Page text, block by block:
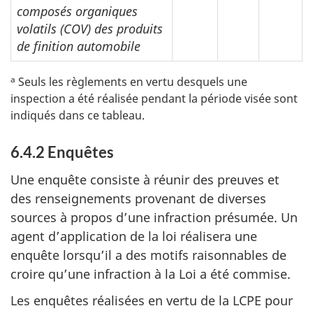
composés organiques
volatils (COV) des produits
de finition automobile
a Seuls les règlements en vertu desquels une
inspection a été réalisée pendant la période visée sont
indiqués dans ce tableau.
6.4.2 Enquêtes
Une enquête consiste à réunir des preuves et
des renseignements provenant de diverses
sources à propos d’une infraction présumée. Un
agent d’application de la loi réalisera une
enquête lorsqu’il a des motifs raisonnables de
croire qu’une infraction à la Loi a été commise.
Les enquêtes réalisées en vertu de la LCPE pour